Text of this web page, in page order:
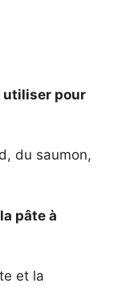
utiliser pour
du saumon,
pâte à
et la